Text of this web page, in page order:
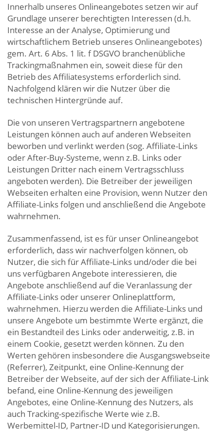
Innerhalb unseres Onlineangebotes setzen wir auf
Grundlage unserer berechtigten Interessen (d.h.
Interesse an der Analyse, Optimierung und
wirtschaftlichem Betrieb unseres Onlineangebotes)
gem. Art. 6 Abs. 1 lit. f DSGVO branchenübliche
Trackingmaßnahmen ein, soweit diese für den
Betrieb des Affiliatesystems erforderlich sind.
Nachfolgend klären wir die Nutzer über die
technischen Hintergründe auf.
Die von unseren Vertragspartnern angebotene
Leistungen können auch auf anderen Webseiten
beworben und verlinkt werden (sog. Affiliate-Links
oder After-Buy-Systeme, wenn z.B. Links oder
Leistungen Dritter nach einem Vertragsschluss
angeboten werden). Die Betreiber der jeweiligen
Webseiten erhalten eine Provision, wenn Nutzer den
Affiliate-Links folgen und anschließend die Angebote
wahrnehmen.
Zusammenfassend, ist es für unser Onlineangebot
erforderlich, dass wir nachverfolgen können, ob
Nutzer, die sich für Affiliate-Links und/oder die bei
uns verfügbaren Angebote interessieren, die
Angebote anschließend auf die Veranlassung der
Affiliate-Links oder unserer Onlineplattform,
wahrnehmen. Hierzu werden die Affiliate-Links und
unsere Angebote um bestimmte Werte ergänzt, die
ein Bestandteil des Links oder anderweitig, z.B. in
einem Cookie, gesetzt werden können. Zu den
Werten gehören insbesondere die Ausgangswebseite
(Referrer), Zeitpunkt, eine Online-Kennung der
Betreiber der Webseite, auf der sich der Affiliate-Link
befand, eine Online-Kennung des jeweiligen
Angebotes, eine Online-Kennung des Nutzers, als
auch Tracking-spezifische Werte wie z.B.
Werbemittel-ID, Partner-ID und Kategorisierungen.